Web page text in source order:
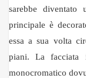
sarebbe
principale è
essa a sua volta
piani. La
monocromatico